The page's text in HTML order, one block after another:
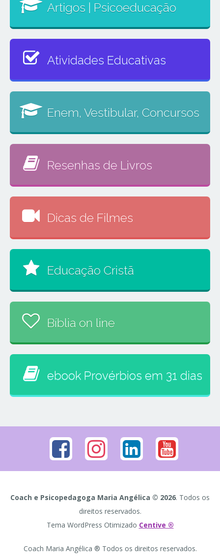
Artigos | Psicoeducação
Atividades Educativas
Enem, Vestibular, Concursos
Resenhas de Livros
Dicas de Filmes
Educação Cristã
Bíblia on line
ebook Provérbios em 31 dias
Coach e Psicopedagoga Maria Angélica © 2026. Todos os
direitos reservados.
Tema WordPress Otimizado Centive ®
Coach Maria Angélica ® Todos os direitos reservados.